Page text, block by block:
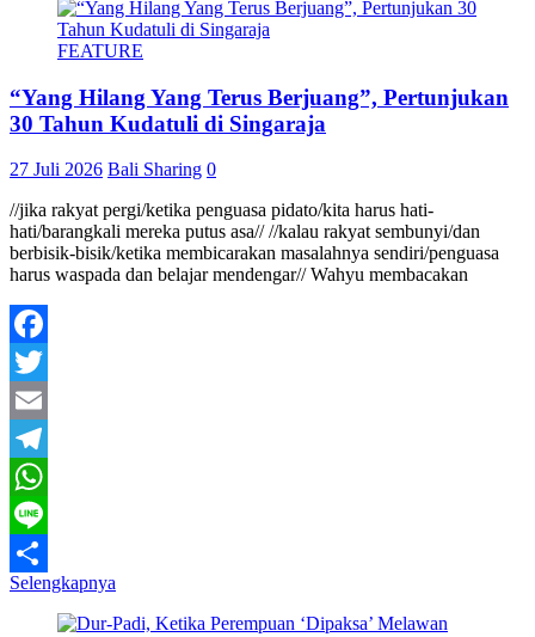
FEATURE
“Yang Hilang Yang Terus Berjuang”, Pertunjukan
30 Tahun Kudatuli di Singaraja
27 Juli 2026 Bali Sharing 0
//jika rakyat pergi/ketika penguasa pidato/kita harus hati-
hati/barangkali mereka putus asa// //kalau rakyat sembunyi/dan
berbisik-bisik/ketika membicarakan masalahnya sendiri/penguasa
harus waspada dan belajar mendengar// Wahyu membacakan
Facebook
Twitter
Email
Telegram
WhatsApp
Line
Share
Selengkapnya